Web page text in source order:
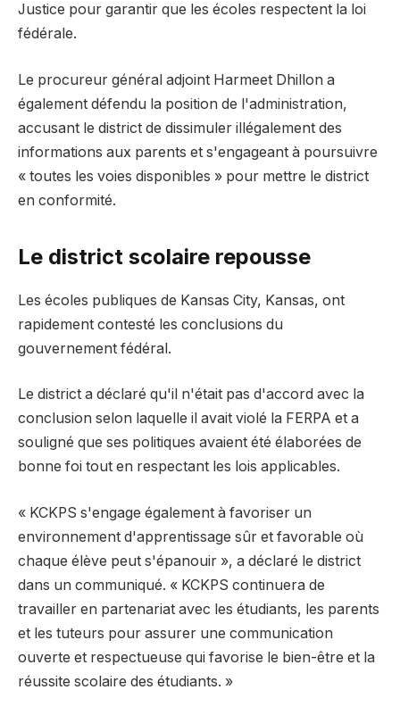
Justice pour garantir que les écoles respectent la loi
fédérale.
Le procureur général adjoint Harmeet Dhillon a
également défendu la position de l'administration,
accusant le district de dissimuler illégalement des
informations aux parents et s'engageant à poursuivre
« toutes les voies disponibles » pour mettre le district
en conformité.
Le district scolaire repousse
Les écoles publiques de Kansas City, Kansas, ont
rapidement contesté les conclusions du
gouvernement fédéral.
Le district a déclaré qu'il n'était pas d'accord avec la
conclusion selon laquelle il avait violé la FERPA et a
souligné que ses politiques avaient été élaborées de
bonne foi tout en respectant les lois applicables.
« KCKPS s'engage également à favoriser un
environnement d'apprentissage sûr et favorable où
chaque élève peut s'épanouir », a déclaré le district
dans un communiqué. « KCKPS continuera de
travailler en partenariat avec les étudiants, les parents
et les tuteurs pour assurer une communication
ouverte et respectueuse qui favorise le bien-être et la
réussite scolaire des étudiants. »